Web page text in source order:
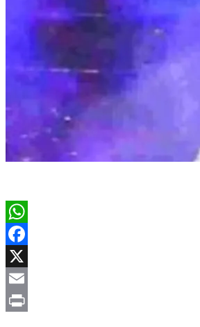
WhatsApp
Facebook
X
Email